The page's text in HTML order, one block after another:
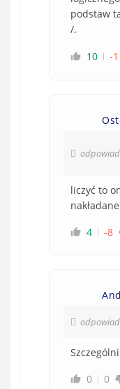
podstaw
/.
10 -1
liczyć to
4
-8
0
0